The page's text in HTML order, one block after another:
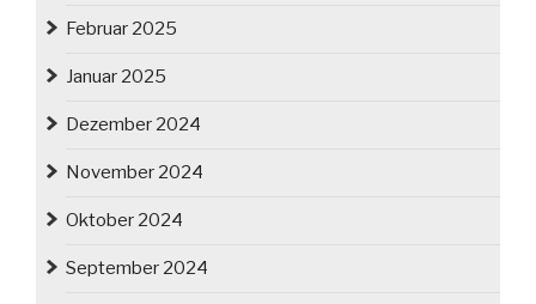
Februar 2025
Januar 2025
Dezember 2024
November 2024
Oktober 2024
September 2024